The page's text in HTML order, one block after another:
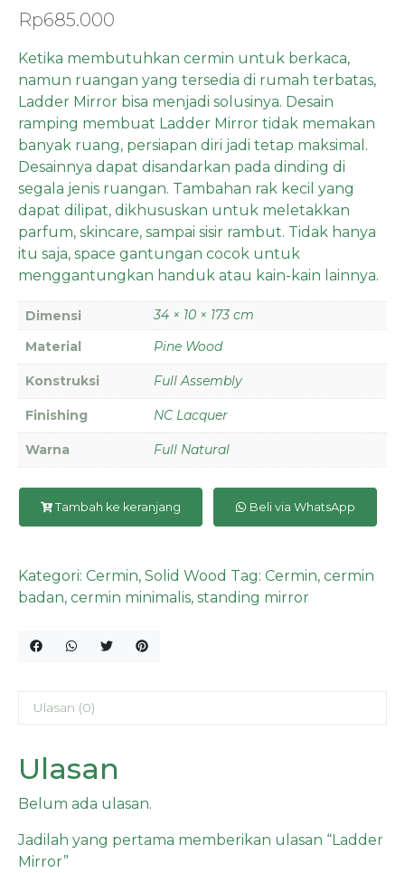
Rp685.000
Ketika membutuhkan cermin untuk berkaca,
namun ruangan yang tersedia di rumah terbatas,
Ladder Mirror bisa menjadi solusinya. Desain
ramping membuat Ladder Mirror tidak memakan
banyak ruang, persiapan diri jadi tetap maksimal.
Desainnya dapat disandarkan pada dinding di
segala jenis ruangan. Tambahan rak kecil yang
dapat dilipat, dikhususkan untuk meletakkan
parfum, skincare, sampai sisir rambut. Tidak hanya
itu saja, space gantungan cocok untuk
menggantungkan handuk atau kain-kain lainnya.
Dimensi
34 × 10 × 173 cm
Material
Pine Wood
Konstruksi Full Assembly
Finishing NC Lacquer
Warna Full Natural
Tambah ke keranjang Beli via WhatsApp
Kategori: Cermin, Solid Wood Tag: Cermin, cermin
badan, cermin minimalis, standing mirror
Ulasan (0)
Ulasan
Belum ada ulasan.
Jadilah yang pertama memberikan ulasan “Ladder
Mirror”